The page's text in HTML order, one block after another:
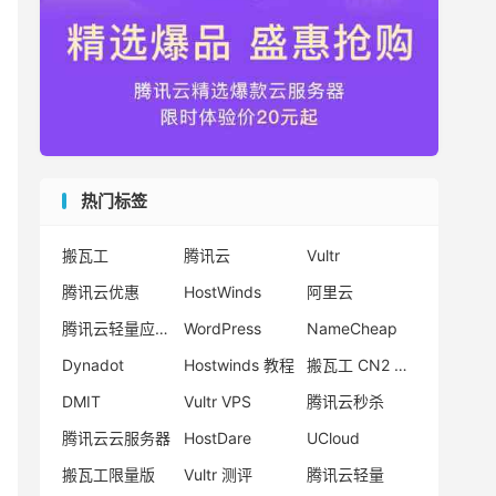
热门标签
搬瓦工 腾讯云
Vultr
腾讯云优惠
HostWinds
阿里云
腾讯云轻量应用服务器
WordPress
NameCheap
Dynadot
Hostwinds 教程
搬瓦工 CN2 GIA
DMIT
Vultr VPS
腾讯云秒杀
腾讯云云服务器
HostDare
UCloud
搬瓦工限量版
Vultr 测评 腾讯云轻量